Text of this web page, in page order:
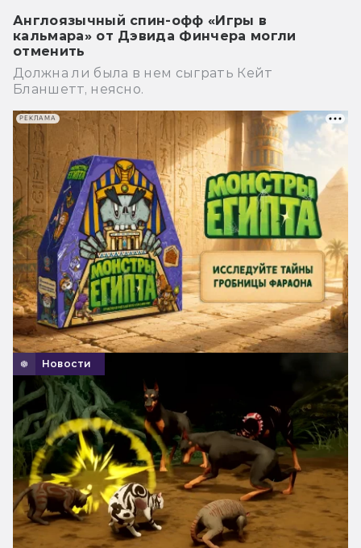
Англоязычный спин-офф «Игры в
кальмара» от Дэвида Финчера могли
отменить
Должна ли была в нем сыграть Кейт
Бланшетт, неясно.
Новости
РЕКЛАМА